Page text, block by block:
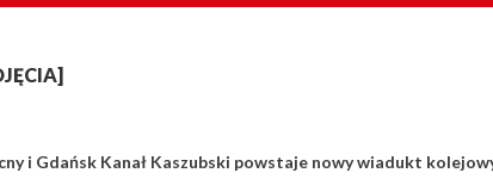
i Gdańsk Kanał Kaszubski powstaje nowy wiadukt